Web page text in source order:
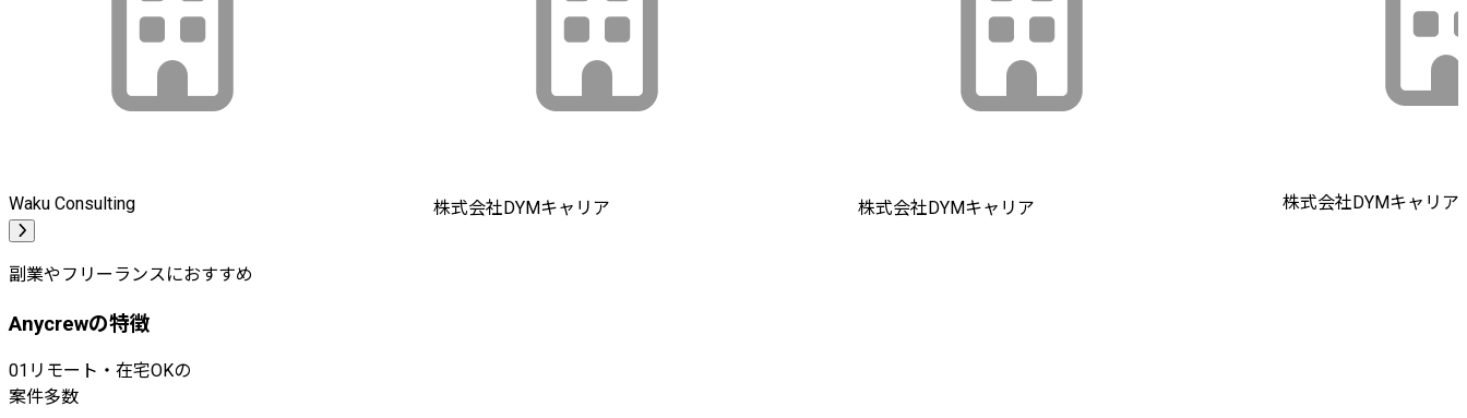
Waku Consulting 株式会社DYMキャリア 株式会社DYMキャリア 株式会社DYMキャリア
副業やフリーランスにおすすめ
Anycrewの特徴
01 リモート・在宅OKの
案件多数